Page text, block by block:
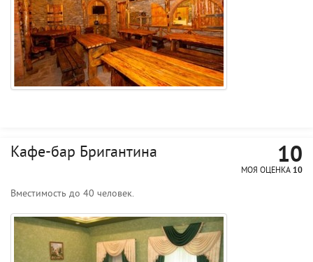
Кафе-бар Бригантина 10
МОЯ ОЦЕНКА 10
Вместимость до 40 человек.